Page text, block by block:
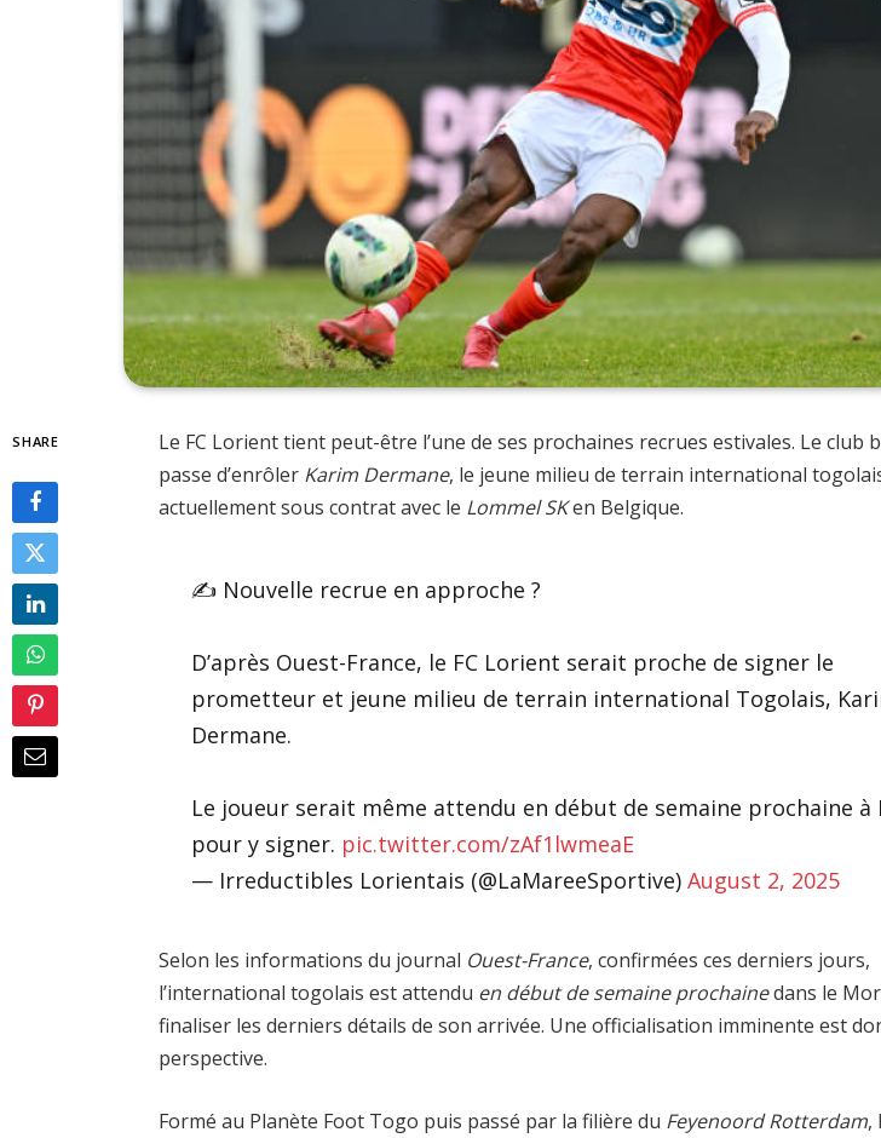
SHARE
Le FC Lorient tient peut-être l’une de ses prochaines recrues estivales. Le club
passe d’enrôler Karim Dermane, le jeune milieu de terrain international
actuellement sous contrat avec le Lommel SKen Belgique.
✍️ Nouvelle recrue en approche ?
D’après Ouest-France, le FC Lorient serait proche de signer le
prometteur et jeune milieu de terrain international Togolais,
Dermane.
Le joueur serait même attendu en début de semaine prochaine à
pour y signer. pic.twitter.com/zAf1lwmeaE
— Irreductibles Lorientais (@LaMareeSportive)August 2, 2025
Selon les informations du journal Ouest-France, confirmées ces derniers jours,
l’international togolais est attendu en début de semaine prochainedans le
finaliser les derniers détails de son arrivée. Une officialisation imminente est
perspective.
Formé au Planète Foot Togo puis passé par la filière du Feyenoord Rotterdam,